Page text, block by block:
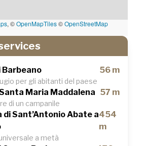
, ©OpenMapTiles©OpenStreetMap
Barbeano
per gli abitanti del paese
56 m
Maria Maddalena
di un campanile
57 m
Sant’Antonio Abate a
a metà
454
m